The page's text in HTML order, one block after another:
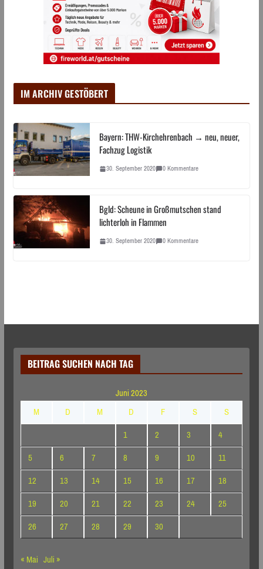
IM ARCHIV GESTÖBERT
Bayern: THW-Kirchehrenbach → neu, neuer,
Fachzug Logistik
30. September 2020 0 Kommentare
Bgld: Scheune in Großmutschen stand
lichterloh in Flammen
30. September 2020 0 Kommentare
BEITRAG SUCHEN NACH TAG
Juni 2023
M
D M D F S
S
1
2 3
4
5
6 7 8 9 10
11
12
13 14 15 16 17
18
19
20 21 22 23 24
25
26
27 28 29
30
« Mai Juli »